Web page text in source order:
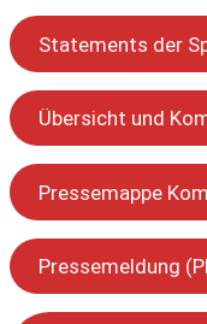
Statements der
Übersicht und
Pressemappe
Pressemeldung